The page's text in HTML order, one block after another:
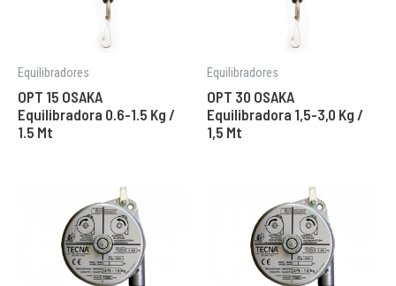
Equilibradores
OPT 15 OSAKA
Equilibradora 0.6-1.5 Kg /
1.5 Mt
Equilibradores
OPT 30 OSAKA
Equilibradora 1,5-3,0 Kg /
1,5 Mt